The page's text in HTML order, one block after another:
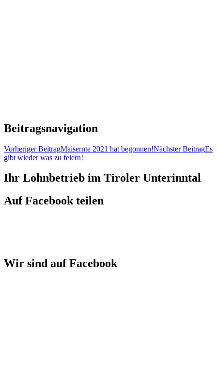
Beitragsnavigation
Vorheriger BeitragMaisernte 2021 hat begonnen!Nächster BeitragEs
gibt wieder was zu feiern!
Ihr Lohnbetrieb im Tiroler Unterinntal
Auf Facebook teilen
Wir sind auf Facebook